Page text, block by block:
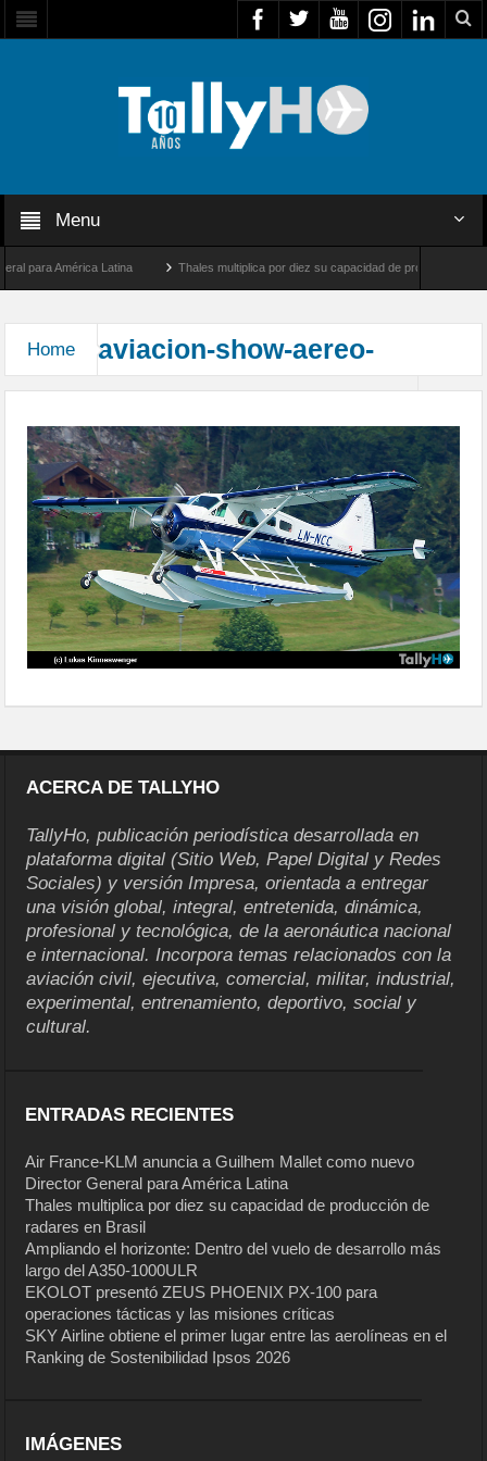
Menu
para América Latina Thales multiplica por diez su capacidad de producción de
Home aviacion-show-aereo-
scalaria2015-06
ACERCA DE TALLYHO
TallyHo, publicación periodística desarrollada en
plataforma digital (Sitio Web, Papel Digital y Redes
Sociales) y versión Impresa, orientada a entregar
una visión global, integral, entretenida, dinámica,
profesional y tecnológica, de la aeronáutica nacional
e internacional. Incorpora temas relacionados con la
aviación civil, ejecutiva, comercial, militar, industrial,
experimental, entrenamiento, deportivo, social y
cultural.
ENTRADAS RECIENTES
Air France-KLM anuncia a Guilhem Mallet como nuevo
Director General para América Latina
Thales multiplica por diez su capacidad de producción de
radares en Brasil
Ampliando el horizonte: Dentro del vuelo de desarrollo más
largo del A350-1000ULR
EKOLOT presentó ZEUS PHOENIX PX-100 para
operaciones tácticas y las misiones críticas
SKY Airline obtiene el primer lugar entre las aerolíneas en el
Ranking de Sostenibilidad Ipsos 2026
IMÁGENES